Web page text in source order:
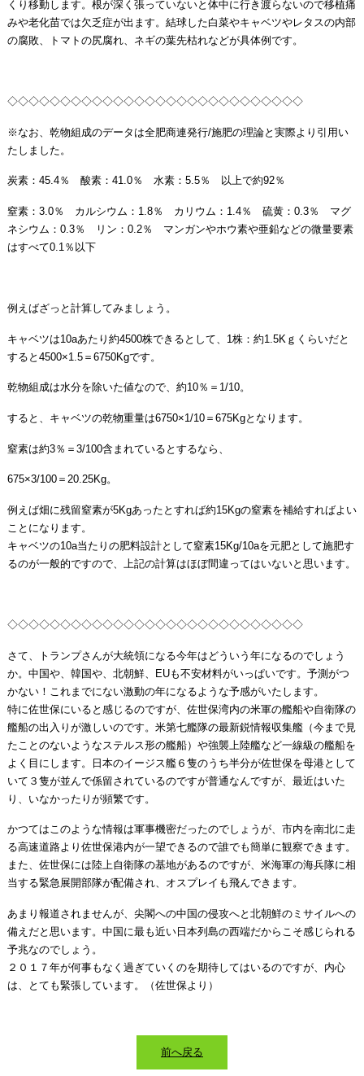
くり移動します。根が深く張っていないと体中に行き渡らないので移植痛
みや老化苗では欠乏症が出ます。結球した白菜やキャベツやレタスの内部
の腐敗、トマトの尻腐れ、ネギの葉先枯れなどが具体例です。
◇◇◇◇◇◇◇◇◇◇◇◇◇◇◇◇◇◇◇◇◇◇◇◇◇◇◇◇
※なお、乾物組成のデータは全肥商連発行/施肥の理論と実際より引用い
たしました。
炭素：45.4％ 酸素：41.0％ 水素：5.5％ 以上で約92％
窒素：3.0％ カルシウム：1.8％ カリウム：1.4％ 硫黄：0.3％ マグ
ネシウム：0.3％ リン：0.2％ マンガンやホウ素や亜鉛などの微量要素
はすべて0.1％以下
例えばざっと計算してみましょう。
キャベツは10aあたり約4500株できるとして、1株：約1.5Kｇくらいだと
すると4500×1.5＝6750Kgです。
乾物組成は水分を除いた値なので、約10％＝1/10。
すると、キャベツの乾物重量は6750×1/10＝675Kgとなります。
窒素は約3％＝3/100含まれているとするなら、
675×3/100＝20.25Kg。
例えば畑に残留窒素が5Kgあったとすれば約15Kgの窒素を補給すればよい
ことになります。
キャベツの10a当たりの肥料設計として窒素15Kg/10aを元肥として施肥す
るのが一般的ですので、上記の計算はほぼ間違ってはいないと思います。
◇◇◇◇◇◇◇◇◇◇◇◇◇◇◇◇◇◇◇◇◇◇◇◇◇◇◇◇
さて、トランプさんが大統領になる今年はどういう年になるのでしょう
か。中国や、韓国や、北朝鮮、EUも不安材料がいっぱいです。予測がつ
かない！これまでにない激動の年になるような予感がいたします。
特に佐世保にいると感じるのですが、佐世保湾内の米軍の艦船や自衛隊の
艦船の出入りが激しいのです。米第七艦隊の最新鋭情報収集艦（今まで見
たことのないようなステルス形の艦船）や強襲上陸艦など一線級の艦船を
よく目にします。日本のイージス艦６隻のうち半分が佐世保を母港として
いて３隻が並んで係留されているのですが普通なんですが、最近はいた
り、いなかったりが頻繁です。
かつてはこのような情報は軍事機密だったのでしょうが、市内を南北に走
る高速道路より佐世保港内が一望できるので誰でも簡単に観察できます。
また、佐世保には陸上自衛隊の基地があるのですが、米海軍の海兵隊に相
当する緊急展開部隊が配備され、オスプレイも飛んできます。
あまり報道されませんが、尖閣への中国の侵攻へと北朝鮮のミサイルへの
備えだと思います。中国に最も近い日本列島の西端だからこそ感じられる
予兆なのでしょう。
２０１７年が何事もなく過ぎていくのを期待してはいるのですが、内心
は、とても緊張しています。（佐世保より）
前へ戻る